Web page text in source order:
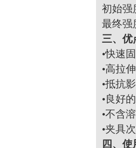
初
最
三、优
•快速
•高拉
•抵抗
•良好
•不含
•夹具
四、使